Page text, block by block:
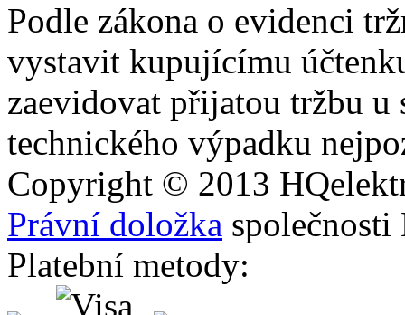
Podle zákona o evidenci
vystavit kupujícímu
zaevidovat přijatou tržbu u
technického výpadku
Copyright © 2013 HQ
Právní doložka
Platební metody: